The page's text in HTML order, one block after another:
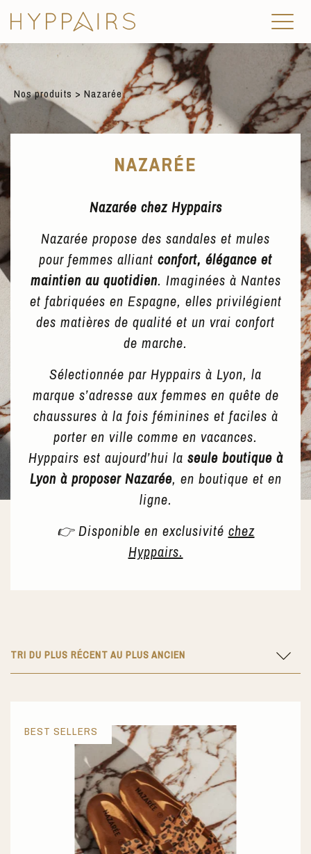
Nos produits > Nazarée
NAZARÉE
Nazarée chez Hyppairs
Nazarée propose des sandales et mules
pour femmes alliant confort, élégance et
maintien au quotidien. Imaginées à Nantes
et fabriquées en Espagne, elles privilégient
des matières de qualité et un vrai confort
de marche.
Sélectionnée par Hyppairs à Lyon, la
marque s’adresse aux femmes en quête de
chaussures à la fois féminines et faciles à
porter en ville comme en vacances.
Hyppairs est aujourd’hui la seule boutique à
Lyon à proposer Nazarée, en boutique et en
ligne.
👉 Disponible en exclusivité chez
Hyppairs.
TRI DU PLUS RÉCENT AU PLUS ANCIEN
BEST SELLERS